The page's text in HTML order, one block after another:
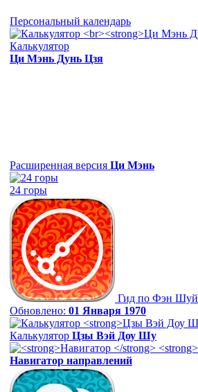
Персональный календарь
Калькулятор
Ци Мэнь Дунь Цзя
Расширенная версия Ци Мэнь
24 горы
Гид по Фэн Шуй
Обновлено: 01 Января 1970
Калькулятор Цзы Вэй Доу Шу
Навигатор направлений